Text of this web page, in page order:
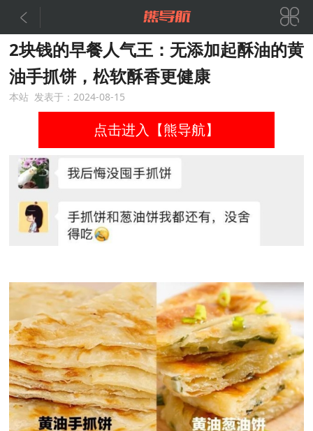
 
2块钱的早餐人气王：无添加起酥油的黄
油手抓饼，松软酥香更健康
本站 发表于：2024-08-15
点击进入【熊导航】